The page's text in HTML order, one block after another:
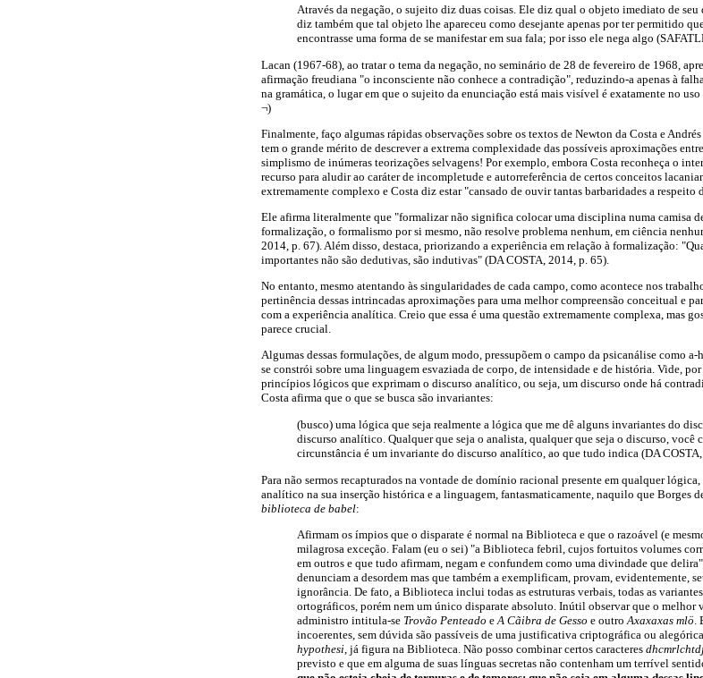
Através da negação, o sujeito diz duas coisas. Ele diz qual o objeto imediato de
diz também que tal objeto lhe apareceu como desejante apenas por ter permitido
encontrasse uma forma de se manifestar em sua fala; por isso ele nega algo
Lacan (1967-68), ao tratar o tema da negação, no seminário de 28 de fevereiro de 1968,
afirmação freudiana "o inconsciente não conhece a contradição", reduzindo-a apenas à
na gramática, o lugar em que o sujeito da enunciação está mais visível é exatamente no
¬)
Finalmente, faço algumas rápidas observações sobre os textos de Newton da Costa e
tem o grande mérito de descrever a extrema complexidade das possíveis aproximações
simplismo de inúmeras teorizações selvagens! Por exemplo, embora Costa reconheça o
recurso para aludir ao caráter de incompletude e autorreferência de certos conceitos
extremamente complexo e Costa diz estar "cansado de ouvir tantas barbaridades a respeito
Ele afirma literalmente que "formalizar não significa colocar uma disciplina numa camisa
formalização, o formalismo por si mesmo, não resolve problema nenhum, em ciência
2014, p. 67). Além disso, destaca, priorizando a experiência em relação à formalização:
importantes não são dedutivas, são indutivas" (DA COSTA, 2014, p. 65).
No entanto, mesmo atentando às singularidades de cada campo, como acontece nos
pertinência dessas intrincadas aproximações para uma melhor compreensão conceitual e
com a experiência analítica. Creio que essa é uma questão extremamente complexa, mas
parece crucial.
Algumas dessas formulações, de algum modo, pressupõem o campo da psicanálise como
se constrói sobre uma linguagem esvaziada de corpo, de intensidade e de história. Vide,
princípios lógicos que exprimam o discurso analítico, ou seja, um discurso onde há
Costa afirma que o que se busca são invariantes:
(busco) uma lógica que seja realmente a lógica que me dê alguns invariantes do
discurso analítico. Qualquer que seja o analista, qualquer que seja o discurso, você
circunstância é um invariante do discurso analítico, ao que tudo indica (DA
Para não sermos recapturados na vontade de domínio racional presente em qualquer
analítico na sua inserção histórica e a linguagem, fantasmaticamente, naquilo que Borges
biblioteca de babel:
Afirmam os ímpios que o disparate é normal na Biblioteca e que o razoável (e
milagrosa exceção. Falam (eu o sei) "a Biblioteca febril, cujos fortuitos volumes
em outros e que tudo afirmam, negam e confundem como uma divindade que
denunciam a desordem mas que também a exemplificam, provam, evidentemente,
ignorância. De fato, a Biblioteca inclui todas as estruturas verbais, todas as
ortográficos, porém nem um único disparate absoluto. Inútil observar que o melhor
administro intitula-se Trovão Penteado eA Cãibra de Gesso e outroAxaxaxas mlö.
incoerentes, sem dúvida são passíveis de uma justificativa criptográfica ou
hypothesi, já figura na Biblioteca. Não posso combinar certos caracteres
previsto e que em alguma de suas línguas secretas não contenham um terrível